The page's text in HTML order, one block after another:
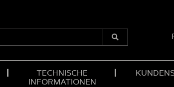
Submit
TECHNISCHE
INFORMATIONEN